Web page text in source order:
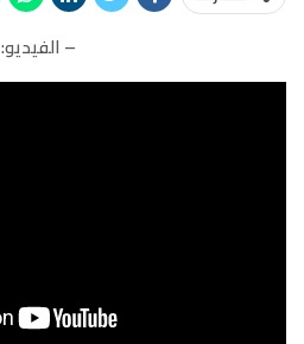
– الفيديو: